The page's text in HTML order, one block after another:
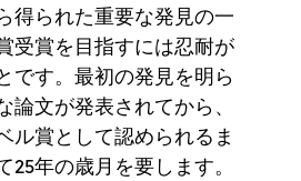
得られた重要な発見の一
受賞を目指すには忍耐が
です。最初の発見を明ら
論文が発表されてから、
ル賞として認められるま
25年の歳月を要します。